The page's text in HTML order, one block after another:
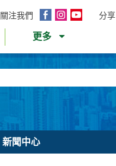
關注我們
面
InstagramYouTube分享
更多
新聞中心